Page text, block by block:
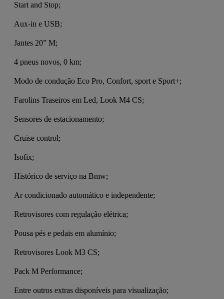
Start and Stop;
Aux-in e USB;
Jantes 20” M;
4 pneus novos, 0 km;
Modo de condução Eco Pro, Confort, sport e Sport+;
Farolins Traseiros em Led, Look M4 CS;
Sensores de estacionamento;
Cruise control;
Isofix;
Histórico de serviço na Bmw;
Ar condicionado automático e independente;
Retrovisores com regulação elétrica;
Pousa pés e pedais em alumínio;
Retrovisores Look M3 CS;
Pack M Performance;
Entre outros extras disponíveis para visualização;